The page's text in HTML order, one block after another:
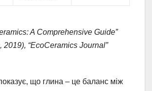
A Comprehensive Guide”
2019), “EcoCeramics Journal”
що глина – це баланс між